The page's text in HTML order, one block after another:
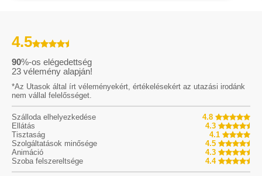
4.5
90%-os elégedettség
23 vélemény alapján!
*Az Utasok által írt véleményekért, értékelésekért az utazási irodánk
nem vállal felelősséget.
Szálloda elhelyezkedése
4.8
Ellátás
4.3
Tisztaság
4.1
Szolgáltatások minősége
4.5
Animáció
4.3
Szoba felszereltsége
4.4